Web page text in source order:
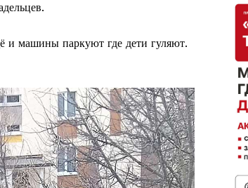
и машины паркуют где дети гуляют.